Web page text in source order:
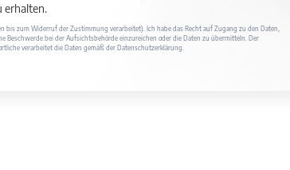
erhalten.
zum Widerruf der Zustimmung verarbeitet). Ich habe das Recht auf Zugang zu den Daten,
Beschwerde bei der Aufsichtsbehörde einzureichen oder die Daten zu übermitteln. Der
verarbeitet die Daten gemäß der Datenschutzerklärung.